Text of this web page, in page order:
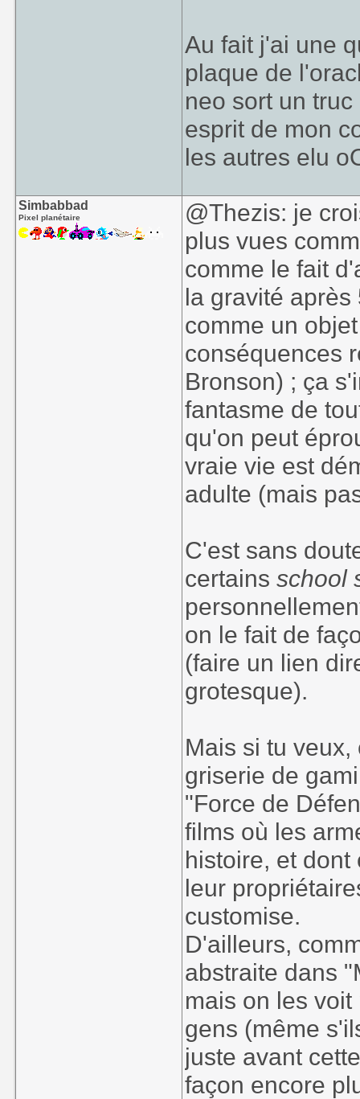
Au fait j'ai une
plaque de
neo sort un
esprit de mon
les autres elu
Simbabbad
Pixel planétaire
@Thezis: je
plus vues
comme le fait
la gravité
comme un
conséquences
Bronson) ; ça
fantasme de
qu'on peut
vraie vie est
adulte (mais
C'est sans
certainsschool
on le fait de
(faire un lien
grotesque).
Mais si tu
griserie de
"Force de
films où les
histoire, et
leur
customise.
D'ailleurs,
abstraite dans
mais on les
gens (même
juste avant
façon encore